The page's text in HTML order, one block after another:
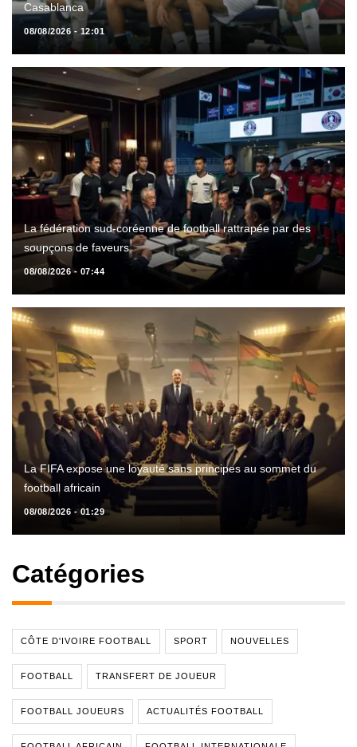
Casablanca
08/08/2026 - 12:01
La fédération sud-coréenne de football rattrapée par des
soupçons de faveurs
08/08/2026 - 07:44
La FIFA expose une loyauté sans principes au sommet du
football africain
08/08/2026 - 01:29
Catégories
CÔTE D'IVOIRE FOOTBALL SPORT NOUVELLES
FOOTBALL TRANSFERT DE JOUEUR
FOOTBALL JOUEURS ACTUALITÉS FOOTBALL